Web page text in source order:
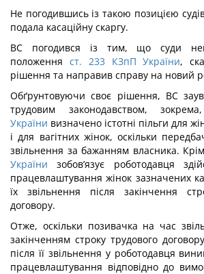
Не погодившись із такою позицією
подала касаційну скаргу.
ВС погодився із тим, що суди
положення ст. 233 КЗпП України,
рішення та направив справу на новий
Обґрунтовуючи своє рішення, ВС
трудовим законодавством,
України визначено істотні пільги для
і для вагітних жінок, оскільки
звільнення за бажанням власника.
України зобов’язує роботодавця
працевлаштування жінок зазначених
їх звільнення після закінчення
договору.
Отже, оскільки позивачка на час
закінченням строку трудового
після її звільнення у роботодавця
працевлаштування відповідно до